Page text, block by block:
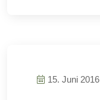
15. Juni 2016